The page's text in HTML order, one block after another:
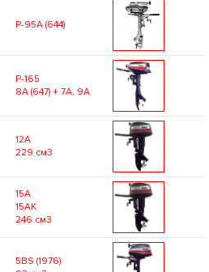
P-95A (644)
P-165
8A (647) + 7A, 9A
12A
229 см3
15A
15AK
246 см3
5BS (1976)